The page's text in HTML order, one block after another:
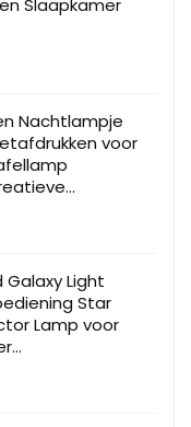
Nachtlampje
voor
Light
Star
Lamp voor